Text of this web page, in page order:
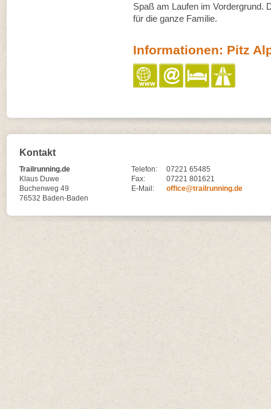
Spaß am Laufen im Vordergrund.
für die ganze Familie.
Informationen: Pitz
Kontakt
Trailrunning.de
Klaus Duwe
Buchenweg 49
76532 Baden-Baden
Telefon:
07221 65485
Fax:
07221 801621
E-Mail:
office@trailrunning.de